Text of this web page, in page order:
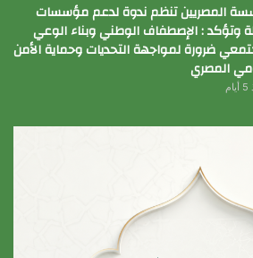
المصريين تنظم ندوة لدعم مؤسسات
وتؤكد : الإصطفاف الوطني وبناء الوعي
ضرورة لمواجهة التحديات وحماية الأمن
المصري